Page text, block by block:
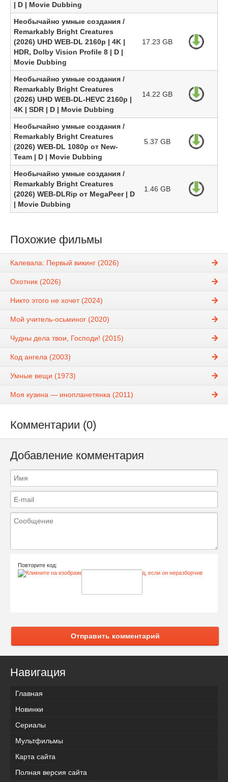
| D | Movie Dubbing
Необычайно умные создания /
Remarkably Bright Creatures
(2026) UHD WEB-DL 2160p | 4K |
HDR, Dolby Vision Profile 8 | D |
Movie Dubbing
17.23 GB
Необычайно умные создания /
Remarkably Bright Creatures
(2026) UHD WEB-DL-HEVC 2160p |
4K | SDR | D | Movie Dubbing
14.22 GB
Необычайно умные создания /
Remarkably Bright Creatures
(2026) WEB-DL 1080p от New-
Team | D | Movie Dubbing
5.37 GB
Необычайно умные создания /
Remarkably Bright Creatures
(2026) WEB-DLRip от MegaPeer | D
| Movie Dubbing
1.46 GB
Похожие фильмы
Калевала: Первый викинг (2026)
Охотник (2026)
Никто этого не хочет (2024)
Мой учитель-осьминог (2020)
Чудны дела твои, Господи! (2015)
Код ангела (2003)
Умные вещи (1973)
Моя кузина — инопланетянка (2011)
Комментарии (0)
Добавление комментария
Повторите код:
Отправить комментарий
Навигация
Главная
Новинки
Сериалы
Мультфильмы
Карта сайта
Полная версия сайта